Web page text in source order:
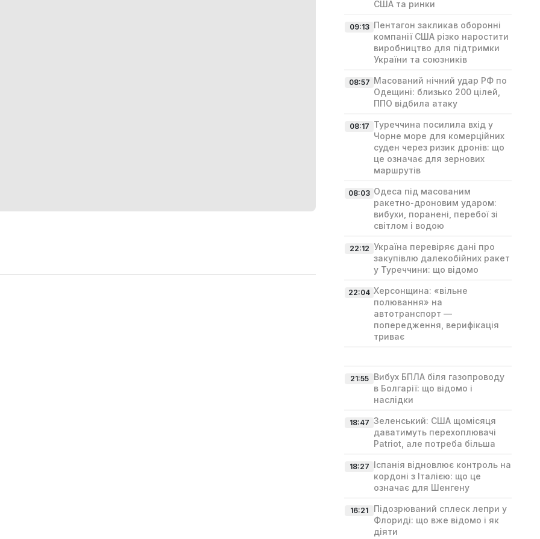
США та ринки
09:13 Пентагон закликав оборонні
компанії США різко наростити
виробництво для підтримки
України та союзників
08:57 Масований нічний удар РФ по
Одещині: близько 200 цілей,
ППО відбила атаку
08:17 Туреччина посилила вхід у
Чорне море для комерційних
суден через ризик дронів: що
це означає для зернових
маршрутів
08:03 Одеса під масованим
ракетно‑дроновим ударом:
вибухи, поранені, перебої зі
світлом і водою
22:12 Україна перевіряє дані про
закупівлю далекобійних ракет
у Туреччини: що відомо
22:04 Херсонщина: «вільне
полювання» на
автотранспорт —
попередження, верифікація
триває
21:55
Вибух БПЛА біля газопроводу
в Болгарії: що відомо і
наслідки
18:47 Зеленський: США щомісяця
даватимуть перехоплювачі
Patriot, але потреба більша
18:27 Іспанія відновлює контроль на
кордоні з Італією: що це
означає для Шенгену
16:21
Підозрюваний сплеск лепри у
Флориді: що вже відомо і як
діяти